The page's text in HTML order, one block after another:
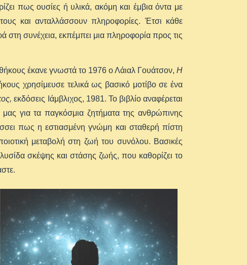
πως ουσίες ή υλικά, ακόμη και έμβια όντα με
και ανταλλάσσουν πληροφορίες. Έτσι κάθε
στη συνέχεια, εκπέμπει μια πληροφορία προς τις
έκανε γνωστά το 1976 ο Λάιαλ Γουάτσον, Η
χρησίμευσε τελικά ως βασικό μοτίβο σε ένα
εκδόσεις Ιάμβλιχος, 1981. Το βιβλίο αναφέρεται
για τα παγκόσμια ζητήματα της ανθρώπινης
πως η εστιασμένη γνώμη και σταθερή πίστη
μεταβολή στη ζωή του συνόλου. Βασικές
σκέψης και στάσης ζωής, που καθορίζει το